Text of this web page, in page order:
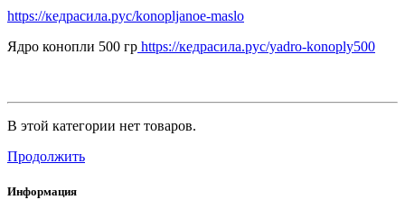
https://кедрасила.рус/konopljanoe-maslo
Ядро конопли 500 гр https://кедрасила.рус/yadro-konoply500
В этой категории нет товаров.
Продолжить
Информация